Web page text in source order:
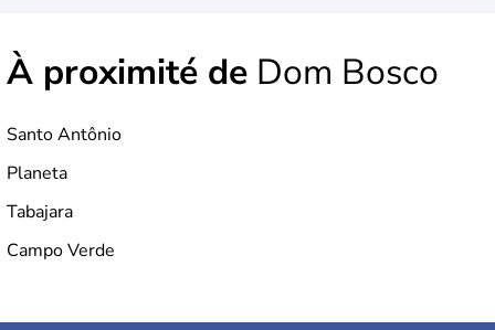
À proximité de Dom Bosco
Santo Antônio
Planeta
Tabajara
Campo Verde